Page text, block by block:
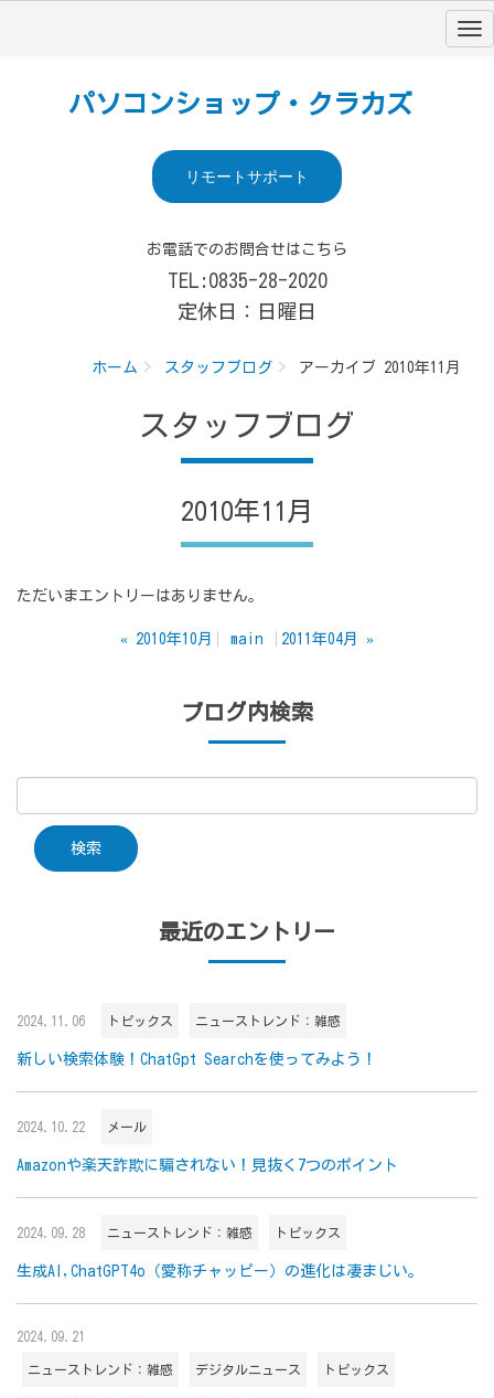
パソコンショップ・クラカズ
リモートサポート
お電話でのお問合せはこちら
TEL:0835-28-2020
定休日：日曜日
ホーム スタッフブログ アーカイブ 2010年11月
スタッフブログ
2010年11月
ただいまエントリーはありません。
« 2010年10月 main 2011年04月 »
ブログ内検索
最近のエントリー
2024.11.06 トピックス ニューストレンド：雑感
新しい検索体験！ChatGpt Searchを使ってみよう！
2024.10.22 メール
Amazonや楽天詐欺に騙されない！見抜く7つのポイント
2024.09.28 ニューストレンド：雑感 トピックス
生成AI,ChatGPT4o（愛称チャッピー）の進化は凄まじい。
2024.09.21
ニューストレンド：雑感 デジタルニュース トピックス